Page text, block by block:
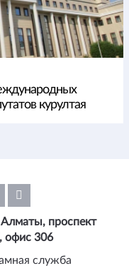
курултая
Алматы, проспект
306
служба